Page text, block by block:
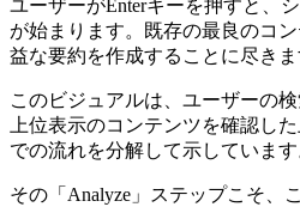
ユーザーがEnterキーを押すと、
が始まります。既存の最良のコ
益な要約を作成することに尽きま
このビジュアルは、ユーザーの検
上位表示のコンテンツを確認し
での流れを分解して示しています
その「Analyze」ステップこそ、